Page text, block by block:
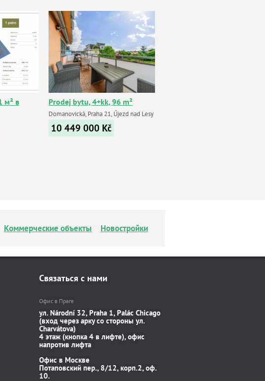
м² в
Prodej bytu, 4+kk, 96 m²
Domanovická, Praha 21, Újezd nad Lesy
10 449 000 Kč
Коммерческие объекты Новостройки
Связаться с нами
Офис в Праге
ул. Národní 32, Praha 1, Palác Chicago
(вход через арку со стороны ул.
Charvátova)
4 этаж (кнопка 4 в лифте), офис
напротив лифта
Офис в Москве
Потаповский пер., 8/12, корп.2, оф.
10.